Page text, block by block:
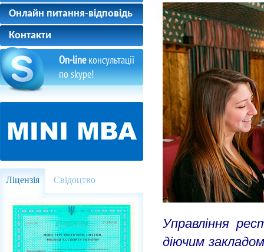
Онлайн питання-відповідь
Контакти
On-lineконсультації
по skype!
Ліцензія Свідоцтво
Управління
діючим